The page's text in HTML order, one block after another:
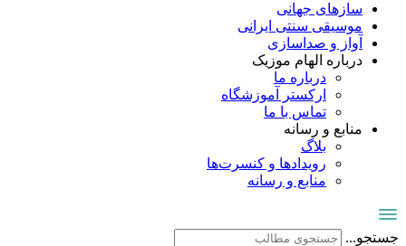
سازهای جهانی
موسیقی سنتی ایرانی
آواز و صداسازی
درباره الهام موزیک
درباره ما
ارکستر آموزشگاه
تماس با ما
منابع و رسانه
بلاگ
رویدادها و کنسرت‌ها
منابع و رسانه
جستجو...